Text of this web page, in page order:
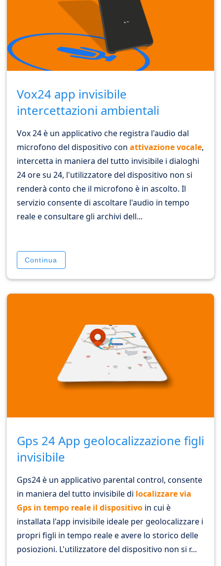
Vox24 app invisibile
intercettazioni ambientali
Vox 24 è un applicativo che registra l'audio dal
microfono del dispositivo con attivazione vocale,
intercetta in maniera del tutto invisibile i dialoghi
24 ore su 24, l'utilizzatore del dispositivo non si
renderà conto che il microfono è in ascolto. Il
servizio consente di ascoltare l'audio in tempo
reale e consultare gli archivi dell...
Continua
Gps 24 App geolocalizzazione figli
invisibile
Gps24 è un applicativo parental control, consente
in maniera del tutto invisibile di localizzare via
Gps in tempo reale il dispositivoin cui è
installata l'app invisibile ideale per geolocalizzare i
propri figli in tempo reale e avere lo storico delle
posiozioni. L'utilizzatore del dispositivo non si r...